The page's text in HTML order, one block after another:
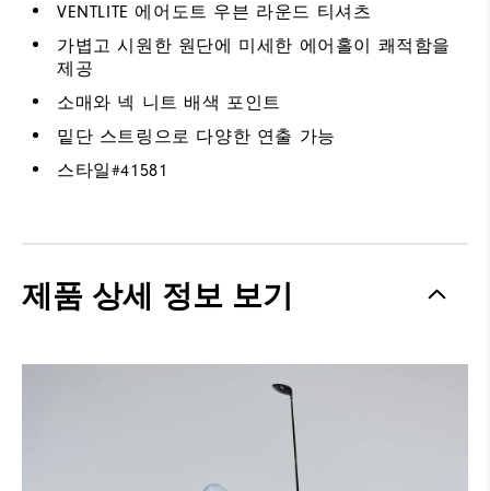
VENTLITE 에어도트 우븐 라운드 티셔츠
가볍고 시원한 원단에 미세한 에어홀이 쾌적함을
제공
소매와 넥 니트 배색 포인트
밑단 스트링으로 다양한 연출 가능
스타일#41581
제품 상세 정보 보기